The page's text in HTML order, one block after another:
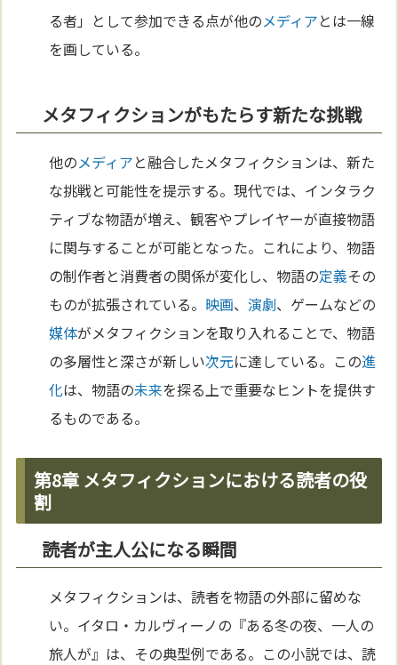
る者」として参加できる点が他のメディアとは一線
を画している。
メタフィクションがもたらす新たな挑戦
他のメディアと融合したメタフィクションは、新た
な挑戦と可能性を提示する。現代では、インタラク
ティブな物語が増え、観客やプレイヤーが直接物語
に関与することが可能となった。これにより、物語
の制作者と消費者の関係が変化し、物語の定義その
ものが拡張されている。 映画、演劇、ゲームなどの
媒体がメタフィクションを取り入れることで、物語
の多層性と深さが新しい次元に達している。この進
化は、物語の未来を探る上で重要なヒントを提供す
るものである。
第8章 メタフィクションにおける読者の役
割
読者が主人公になる瞬間
メタフィクションは、読者を物語の外部に留めな
い。イタロ・カルヴィーノの『ある冬の夜、一人の
旅人が』は、その典型例である。この小説では、読